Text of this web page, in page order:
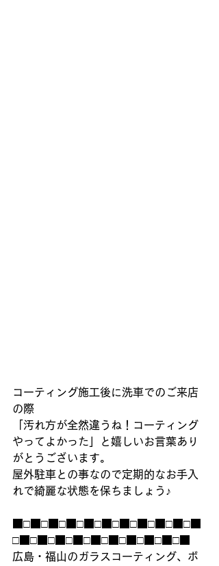
コーティング施工後に洗車でのご来店
の際
「汚れ方が全然違うね！コーティング
やってよかった」と嬉しいお言葉あり
がとうございます。
屋外駐車との事なので定期的なお手入
れで綺麗な状態を保ちましょう♪
■□■□■□■□■□■□■□■□■□■□■
□■□■□■□■□■□■□■□■□■□■
広島・福山のガラスコーティング、ボ